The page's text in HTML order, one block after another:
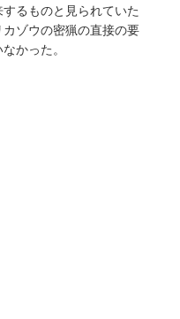
るものと見られていた
ゾウの密猟の直接の要
かった。